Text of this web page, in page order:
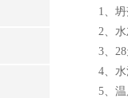
1、坍
2、水
3、28
4、水
5、温